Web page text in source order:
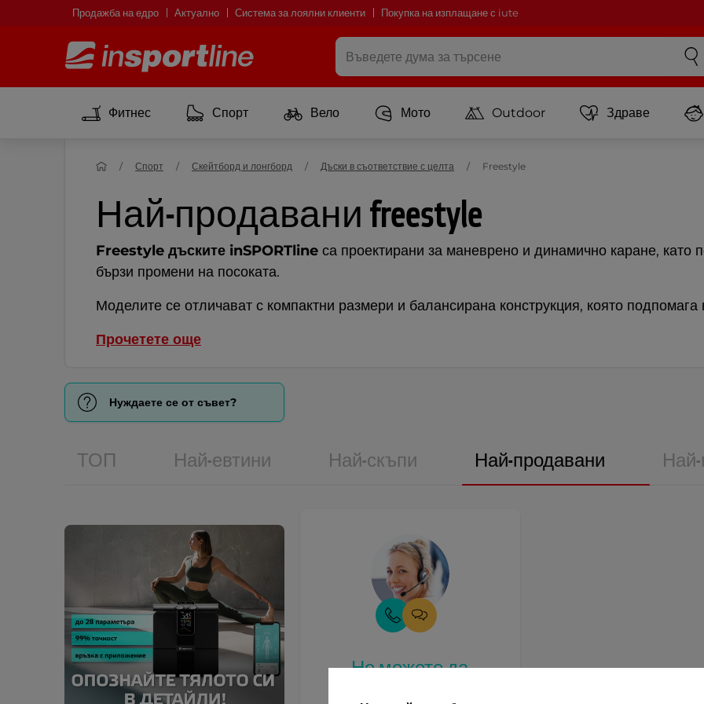
Продажба на едро Актуално Система за лоялни клиенти Покупка на изплащане с iute
Фитнес Спорт Вело Мото Outdoor Здраве
Най-продавани freestyle
Freestyle дъските inSPORTline са проектирани за маневрено и динамично каране, като
бързи промени на посоката.
Моделите се отличават с компактни размери и балансирана конструкция, която подпомага
Прочетете още
Спорт Скейтборд и лонгборд Дъски в съответствие с целта Freestyle
Нуждаете се от съвет?
ТОП Най-евтини Най-скъпи Най-продавани
Не можете да